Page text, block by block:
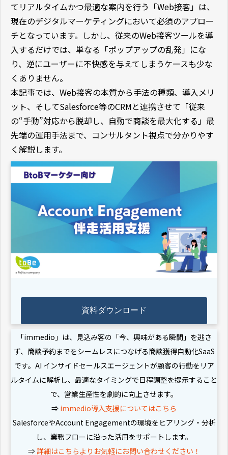
てリアルタイムかつ最適な案内を行う「Web接客」は、
現在のデジタルマーケティングにおいて必須のアプロー
チとなっています。しかし、従来のWeb接客ツールを導
入するだけでは、単なる「ポップアップの乱発」にな
り、逆にユーザーに不快感を与えてしまうケースも少な
くありません。
本記事では、Web接客の本質から手法の種類、導入メリ
ット、そしてSalesforce等のCRMと連携させて「従来
の“手動”対応から脱却し、自動で商談を最大化する」最
先端の運用手法まで、コンサルタント視点で分かりやす
く解説します。
資料ダウンロード
「immedio」は、見込み客の「今、興味がある瞬間」を逃さ
ず、商談予約までをシームレスにつなげる商談獲得自動化SaaS
です。AI インサイドセールスエージェントが顧客の行動をリア
ルタイムに解析し、最適なタイミングで日程調整を提示すること
で、営業生産性を劇的に向上させます。
⇒ immedio導入支援についてはこちら
SalesforceやAccount Engagementの環境をヒアリング・分析
し、業務フローに沿った活用をサポートします。
⇒詳細はこちらよりお気軽にお問い合わせください！